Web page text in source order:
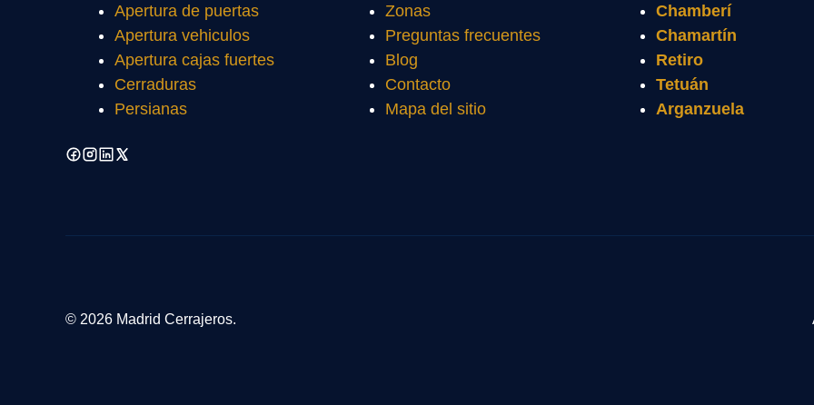
Apertura de puertas
Apertura vehiculos
Apertura cajas fuertes
Cerraduras
Persianas
Zonas
Preguntas frecuentes
Blog
Contacto
Mapa del sitio
Chamberí
Chamartín
Retiro
Tetuán
Arganzuela
© 2026 Madrid Cerrajeros.